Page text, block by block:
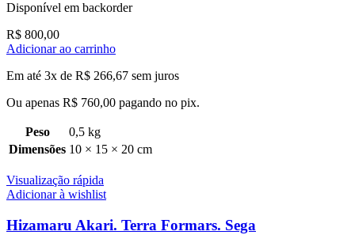
Disponível em backorder
R$ 800,00
Adicionar ao carrinho
Em até 3x de R$ 266,67 sem juros
Ou apenas R$ 760,00 pagando no pix.
Peso
0,5 kg
Dimensões 10 × 15 × 20 cm
Visualização rápida
Adicionar à wishlist
Hizamaru Akari. Terra Formars. Sega